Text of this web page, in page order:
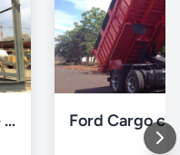
Desempenador de chassi e caçambas basculantes